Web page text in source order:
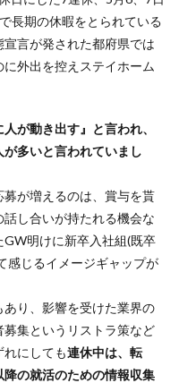
長期の休暇をとられている
言が発された都府県では
外出を控えステイホーム
人が動き出す』と言われ、
多いと言われていまし
が増えるのは、賞与を貰
し合いが持たれる機会な
明けに新卒入社組(既卒
感じるイメージギャップが
り、影響を受けた業界の
集というリストラ策など
にしても連休中は、転
の就活のための情報収集